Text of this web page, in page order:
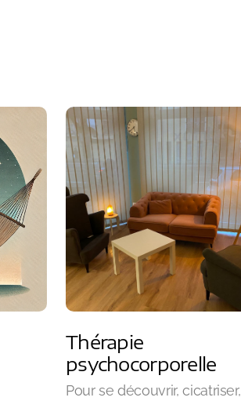
Thérapie
psychocorporelle
Pour se découvrir, cicatriser,